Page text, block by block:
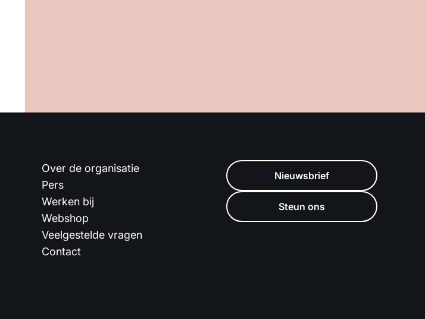
Over de organisatie
Pers
Werken bij
Webshop
Veelgestelde vragen
Contact
Nieuwsbrief
Steun ons